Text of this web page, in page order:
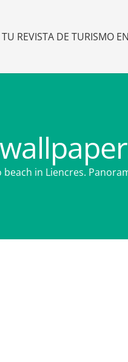
TU REVISTA DE TURISMO
beach in Liencres.